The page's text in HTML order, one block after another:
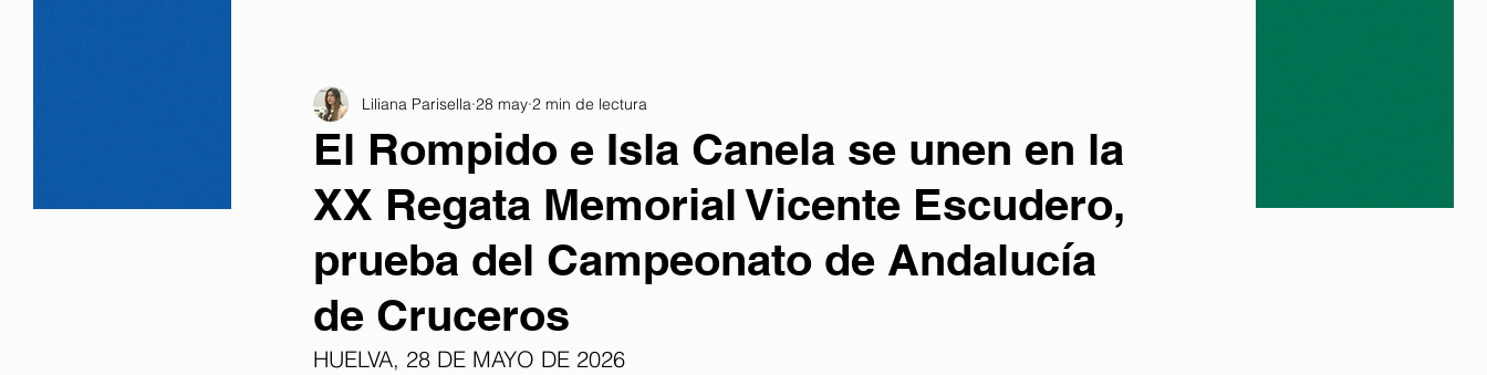
El Rompido e Isla Canela se unen en la
XX Regata Memorial Vicente Escudero,
prueba del Campeonato de Andalucía
de Cruceros
Liliana Parisella 28 may 2 min de lectura
HUELVA, 28 DE MAYO DE 2026